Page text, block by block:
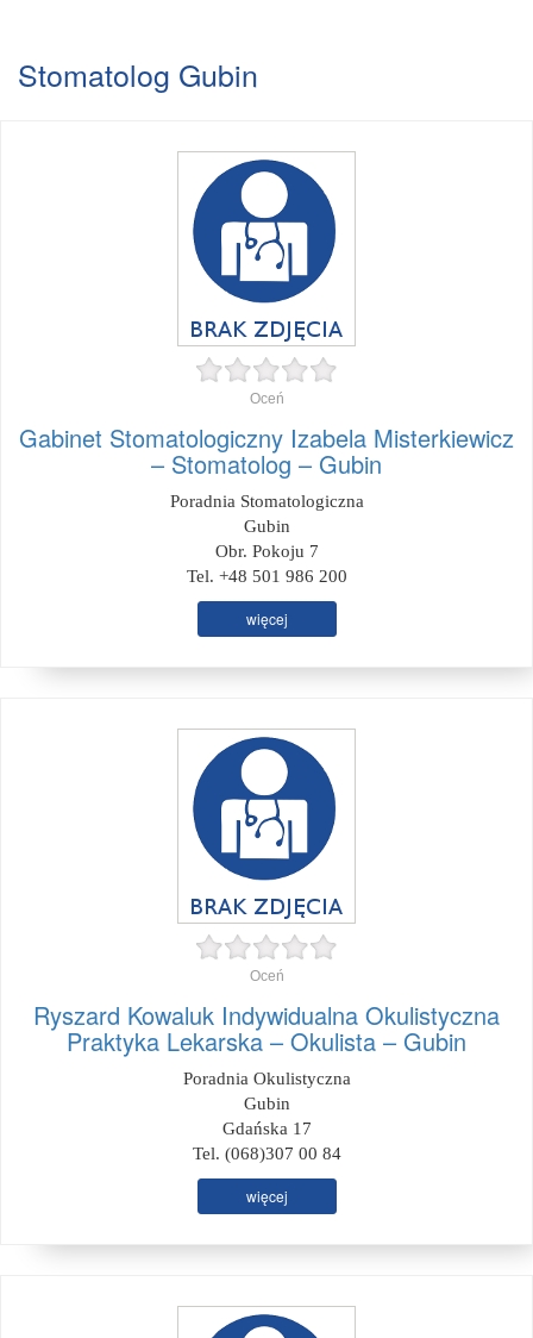
Stomatolog Gubin
Oceń
Gabinet Stomatologiczny Izabela Misterkiewicz
– Stomatolog – Gubin
Poradnia Stomatologiczna
Gubin
Obr. Pokoju 7
Tel. +48 501 986 200
więcej
Oceń
Ryszard Kowaluk Indywidualna Okulistyczna
Praktyka Lekarska – Okulista – Gubin
Poradnia Okulistyczna
Gubin
Gdańska 17
Tel. (068)307 00 84
więcej